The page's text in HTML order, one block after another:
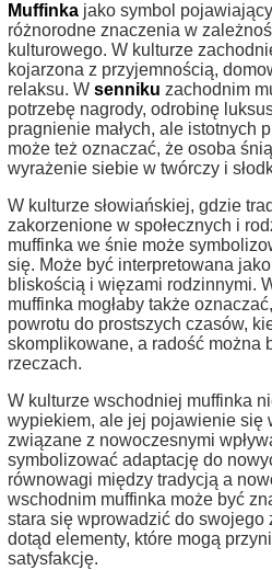
Muffinka jako symbol
różnorodne znaczenia w
kulturowego. W kulturze
kojarzona z przyjemnością,
relaksu. W senniku zachodnim
potrzebę nagrody, odrobinę
pragnienie małych, ale istotnych
może też oznaczać, że osoba
wyrażenie siebie w twórczy i
W kulturze słowiańskiej, gdzie
zakorzenione w społecznych i
muffinka we śnie może
się. Może być interpretowana
bliskością i więzami rodzinnymi.
muffinka mogłaby także
powrotu do prostszych czasów,
skomplikowane, a radość można
rzeczach.
W kulturze wschodniej muffinka
wypiekiem, ale jej pojawienie się
związane z nowoczesnymi
symbolizować adaptację do
równowagi między tradycją a
wschodnim muffinka może być
stara się wprowadzić do swojego
dotąd elementy, które mogą
satysfakcję.